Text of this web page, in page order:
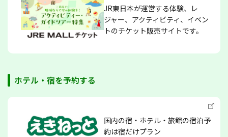
JR東日本が運営する体験、レ
ジャー、アクティビティ、イベン
トのチケット販売サイトです。
ホテル・宿を予約する
国内の宿・ホテル・旅館の宿泊予
約は宿だけプラン